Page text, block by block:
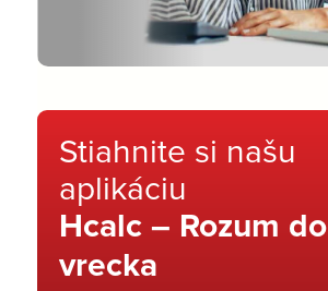
Stiahnite si našu
aplikáciu
Hcalc – Rozum do
vrecka